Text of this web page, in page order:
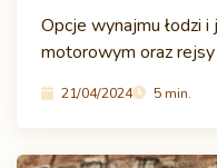
Opcje wynajmu łodzi
motorowym oraz rejsy
21/04/2024 5 min.